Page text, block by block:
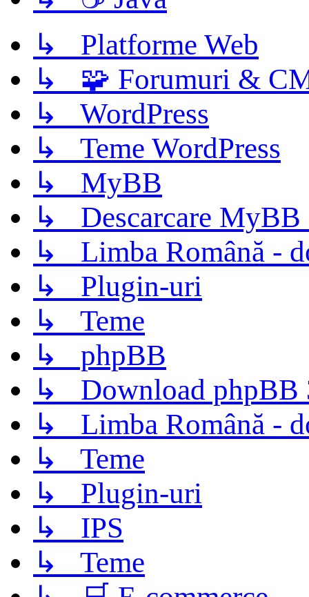
↳ Platforme Web
↳ 🧩 Forumuri &
↳ WordPress
↳ Teme WordPress
↳ MyBB
↳ Descarcare MyBB
↳ Limba Română -
↳ Plugin-uri
↳ Teme
↳ phpBB
↳ Download phpBB
↳ Limba Română -
↳ Teme
↳ Plugin-uri
↳ IPS
↳ Teme